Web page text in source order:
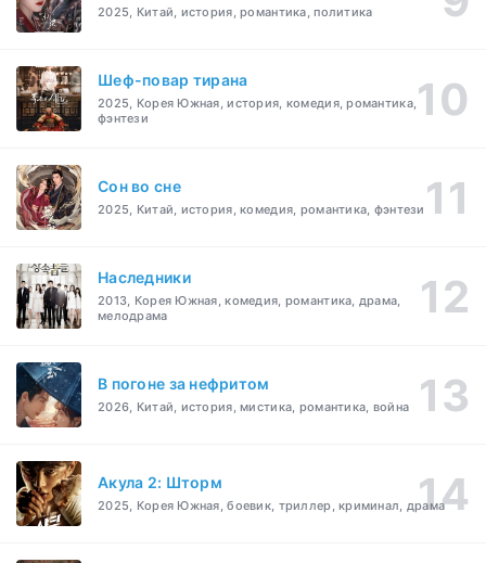
2025, Китай, история, романтика, политика
Шеф-повар тирана
2025, Корея Южная, история, комедия, романтика,
фэнтези
Cон во сне
2025, Китай, история, комедия, романтика, фэнтези
Наследники
2013, Корея Южная, комедия, романтика, драма,
мелодрама
В погоне за нефритом
2026, Китай, история, мистика, романтика, война
Акула 2: Шторм
2025, Корея Южная, боевик, триллер, криминал, драма